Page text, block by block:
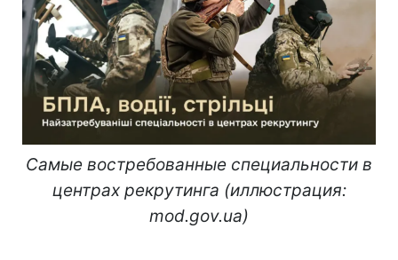
Самые востребованные специальности в
центрах рекрутинга (иллюстрация:
mod.gov.ua)